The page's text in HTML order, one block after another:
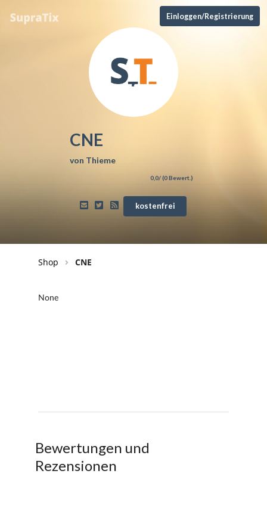
Einloggen/Registrierung
CNE
von Thieme
0,0/ (0Bewert.)
kostenfrei
Shop CNE
Bewertungen und
Rezensionen